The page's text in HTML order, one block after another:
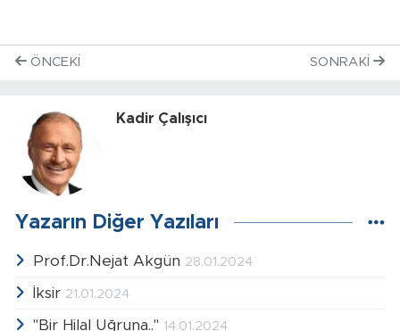
ÖNCEKI SONRAKI
Kadir Çalışıcı
Yazarın Diğer Yazıları
Prof.Dr.Nejat Akgün 28.01.2024
İksir 21.01.2024
"Bir Hilal Uğruna.." 14.01.2024